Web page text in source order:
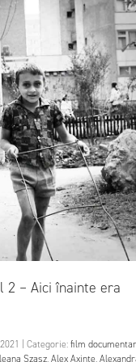
2 – Aici înainte era
Categorie:film documentar
Szasz,Alex Axinte,